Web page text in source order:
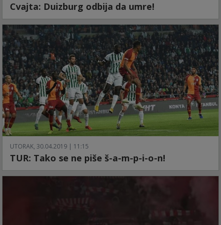
Cvajta: Duizburg odbija da umre!
UTORAK, 30.04.2019 | 11:15
TUR: Tako se ne piše š-a-m-p-i-o-n!